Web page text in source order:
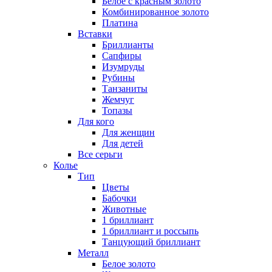
Комбинированное золото
Платина
Вставки
Бриллианты
Сапфиры
Изумруды
Рубины
Танзаниты
Жемчуг
Топазы
Для кого
Для женщин
Для детей
Все серьги
Колье
Тип
Цветы
Бабочки
Животные
1 бриллиант
1 бриллиант и россыпь
Танцующий бриллиант
Металл
Белое золото